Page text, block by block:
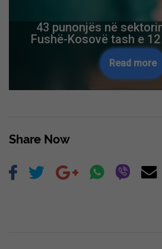
43 punonjës në
Fushë-Kosovë tash e
Read more
Share Now